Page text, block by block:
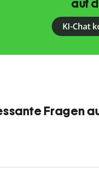
auf
KI-Chat
Fragen